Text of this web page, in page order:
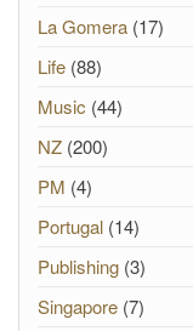
La Gomera (17)
Life (88)
Music (44)
NZ (200)
PM (4)
Portugal (14)
Publishing (3)
Singapore (7)